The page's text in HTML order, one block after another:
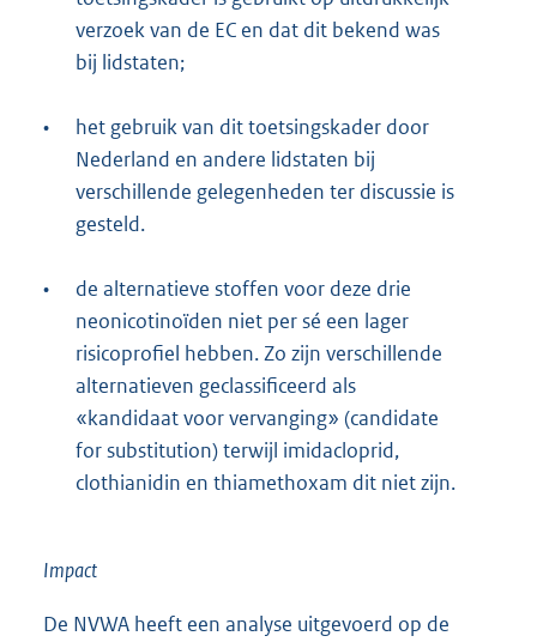
verzoek van de EC en dat dit bekend was
bij lidstaten;
•
het gebruik van dit toetsingskader door
Nederland en andere lidstaten bij
verschillende gelegenheden ter discussie is
gesteld.
•
de alternatieve stoffen voor deze drie
neonicotinoïden niet per sé een lager
risicoprofiel hebben. Zo zijn verschillende
alternatieven geclassificeerd als
«kandidaat voor vervanging» (candidate
for substitution) terwijl imidacloprid,
clothianidin en thiamethoxam dit niet zijn.
Impact
De NVWA heeft een analyse uitgevoerd op de